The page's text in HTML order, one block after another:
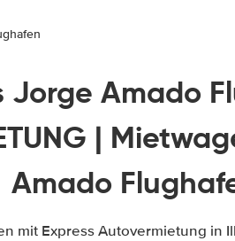
Jorge Amado
|
Amado
mit Express Autovermietung in